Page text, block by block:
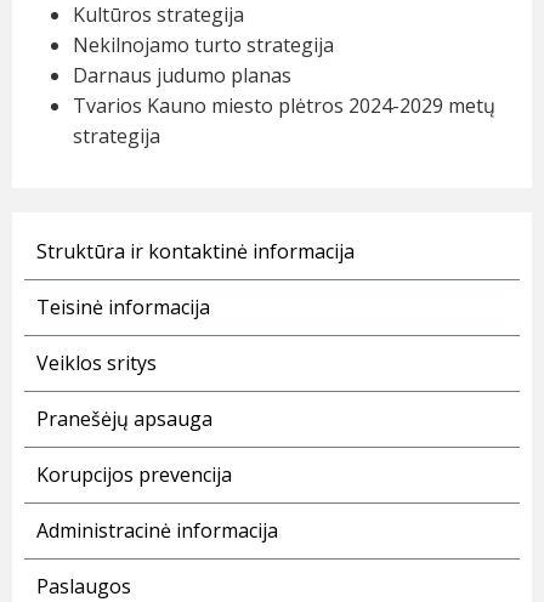
Kultūros strategija
Nekilnojamo turto strategija
Darnaus judumo planas
Tvarios Kauno miesto plėtros 2024-2029 metų
strategija
Struktūra ir kontaktinė informacija
Teisinė informacija
Veiklos sritys
Pranešėjų apsauga
Korupcijos prevencija
Administracinė informacija
Paslaugos